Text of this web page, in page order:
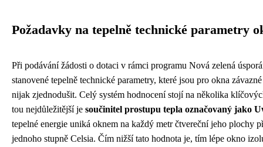
Požadavky na tepelně technické parametry
Při podávání žádosti o dotaci v rámci programu Nová zelená
stanovené tepelně technické parametry, které jsou pro okna
nijak zjednodušit. Celý systém hodnocení stojí na několika
tou nejdůležitější je součinitel prostupu tepla označovaný jako
tepelné energie uniká oknem na každý metr čtvereční jeho plochy
jednoho stupně Celsia. Čím nižší tato hodnota je, tím lépe okno